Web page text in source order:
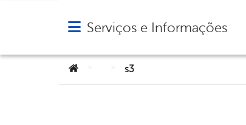
Abrir menu principal de navegação
Serviços e Informações
Você está aqui:
s3